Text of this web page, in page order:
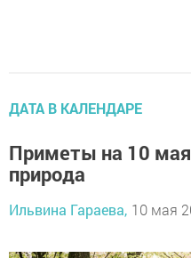
ДАТА В КАЛЕНДАРЕ
Приметы на 10
природа
Ильвина Гараева, 10 мая